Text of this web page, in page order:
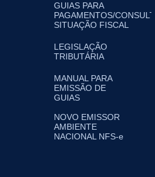
GUIAS PARA
PAGAMENTOS/CONSULTA
SITUAÇÃO FISCAL
LEGISLAÇÃO
TRIBUTÁRIA
MANUAL PARA
EMISSÃO DE
GUIAS
NOVO EMISSOR
AMBIENTE
NACIONAL NFS-e